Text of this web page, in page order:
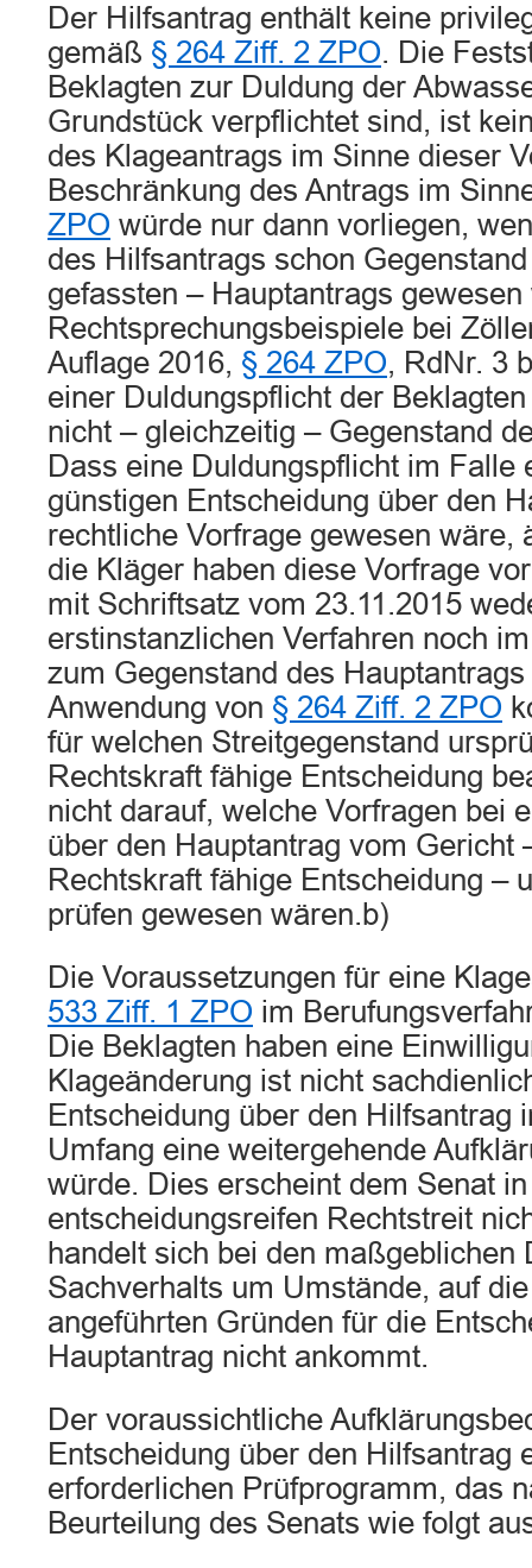
Der Hilfsantrag enthält keine
gemäß § 264 Ziff. 2 ZPO. Die
Beklagten zur Duldung der
Grundstück verpflichtet sind, ist
des Klageantrags im Sinne dieser
Beschränkung des Antrags im
ZPO würde nur dann vorliegen,
des Hilfsantrags schon
gefassten – Hauptantrags
Rechtsprechungsbeispiele bei
Auflage 2016, § 264 ZPO, RdNr. 3
einer Duldungspflicht der
nicht – gleichzeitig – Gegenstand
Dass eine Duldungspflicht im Falle
günstigen Entscheidung über den
rechtliche Vorfrage gewesen wäre,
die Kläger haben diese Vorfrage
mit Schriftsatz vom 23.11.2015
erstinstanzlichen Verfahren noch
zum Gegenstand des
Anwendung von § 264 Ziff. 2 ZPO
für welchen Streitgegenstand
Rechtskraft fähige Entscheidung
nicht darauf, welche Vorfragen bei
über den Hauptantrag vom Gericht
Rechtskraft fähige Entscheidung –
prüfen gewesen wären.b)
Die Voraussetzungen für eine
533 Ziff. 1 ZPO im
Die Beklagten haben eine
Klageänderung ist nicht
Entscheidung über den Hilfsantrag
Umfang eine weitergehende
würde. Dies erscheint dem Senat
entscheidungsreifen Rechtstreit
handelt sich bei den maßgeblichen
Sachverhalts um Umstände, auf
angeführten Gründen für die
Hauptantrag nicht ankommt.
Der voraussichtliche
Entscheidung über den Hilfsantrag
erforderlichen Prüfprogramm, das
Beurteilung des Senats wie folgt